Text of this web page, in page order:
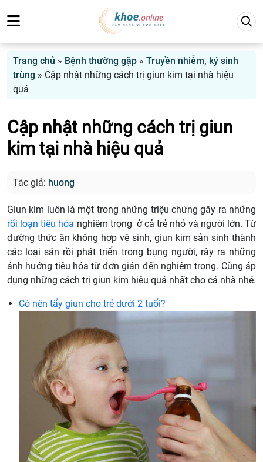
Trang chủ » Bệnh thường gặp » Truyền nhiễm, ký sinh
trùng » Cập nhật những cách trị giun kim tại nhà hiệu
quả
Cập nhật những cách trị giun
kim tại nhà hiệu quả
Tác giả: huong
Giun kim luôn là một trong những triệu chứng gây ra những
rối loạn tiêu hóa nghiêm trọng ở cả trẻ nhỏ và người lớn. Từ
đường thức ăn không hợp vệ sinh, giun kim sản sinh thành
các loại sán rồi phát triển trong bụng người, rây ra những
ảnh hưởng tiêu hóa từ đơn giản đến nghiêm trọng. Cùng áp
dụng những cách trị giun kim hiệu quả nhất cho cả nhà nhé.
Có nên tẩy giun cho trẻ dưới 2 tuổi?